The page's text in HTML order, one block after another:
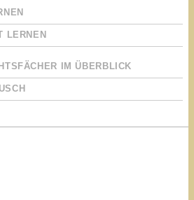
LERNEN
IM ÜBERBLICK